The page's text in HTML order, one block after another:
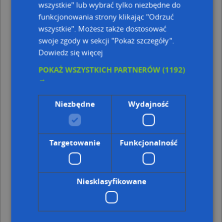
JKRUK 20080524 GRÓB RZEWUSKICH BUSKO
DSC09209, Bohaterów Warszawy 56, 28-100 Busko-Zdrój
Adresy w pobliżu
Busko-Zdrój, Waryńskiego Ludwika 38, Ulica (28-100)
Busko-Zdrój, Waryńskiego Ludwika 25, Ulica (28-100)
Busko-Zdrój, Waryńskiego Ludwika 27, Ulica (28-100)
Busko-Zdrój, Waryńskiego Ludwika 40, Ulica (28-100)
Busko-Zdrój, Waryńskiego Ludwika 21, Ulica (28-100)
Busko-Zdrój, Waryńskiego Ludwika 36, Ulica (28-100)
Busko-Zdrój, Waryńskiego Ludwika 38A, Ulica (28-100)
Busko-Zdrój, Sole 21, Ulica (28-100) (→ 61 m)
wszystkie" lub wybrać tylko niezbędne do
funkcjonowania strony klikając "Odrzuć
wszystkie". Możesz także dostosować
swoje zgody w sekcji "Pokaż szczegóły".
Dowiedz się więcej
POKAŻ WSZYSTKICH PARTNERÓW(1192)
→
Niezbędne Wydajność
Targetowanie Funkcjonalność
Niesklasyfikowane